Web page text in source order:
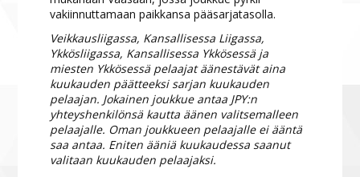
vakiinnuttamaan paikkansa pääsarjatasolla.
Veikkausliigassa, Kansallisessa Liigassa,
Ykkösliigassa, Kansallisessa Ykkösessä ja
miesten Ykkösessä pelaajat äänestävät aina
kuukauden päätteeksi sarjan kuukauden
pelaajan. Jokainen joukkue antaa JPY:n
yhteyshenkilönsä kautta äänen valitsemalleen
pelaajalle. Oman joukkueen pelaajalle ei ääntä
saa antaa. Eniten ääniä kuukaudessa saanut
valitaan kuukauden pelaajaksi.